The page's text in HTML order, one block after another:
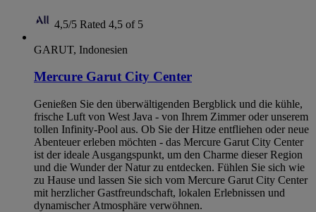
4,5/5 Rated 4,5 of 5
GARUT, Indonesien
Mercure Garut City Center
Genießen Sie den überwältigenden Bergblick und die kühle,
frische Luft von West Java - von Ihrem Zimmer oder unserem
tollen Infinity-Pool aus. Ob Sie der Hitze entfliehen oder neue
Abenteuer erleben möchten - das Mercure Garut City Center
ist der ideale Ausgangspunkt, um den Charme dieser Region
und die Wunder der Natur zu entdecken. Fühlen Sie sich wie
zu Hause und lassen Sie sich vom Mercure Garut City Center
mit herzlicher Gastfreundschaft, lokalen Erlebnissen und
dynamischer Atmosphäre verwöhnen.